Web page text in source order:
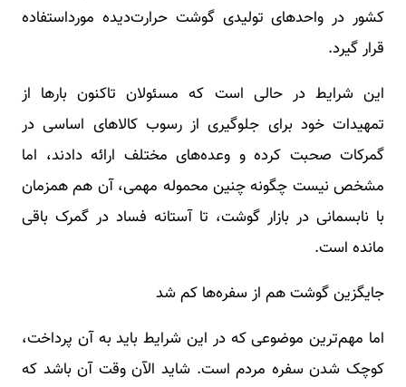
کشور در واحد‌های تولیدی گوشت حرارت‌دیده مورداستفاده
قرار گیرد.
این شرایط در حالی است که مسئولان تاکنون بارها از
تمهیدات خود برای جلوگیری از رسوب کالاهای اساسی در
گمرکات صحبت کرده و وعده‌های مختلف ارائه دادند، اما
مشخص نیست چگونه چنین محموله مهمی، آن هم همزمان
با نابسمانی در بازار گوشت، تا آستانه فساد در گمرک باقی
مانده است.
جایگزین گوشت هم از سفره‌ها کم شد
اما مهم‌ترین موضوعی که در این شرایط باید به آن پرداخت،
کوچک شدن سفره مردم است. شاید الآن وقت آن باشد که